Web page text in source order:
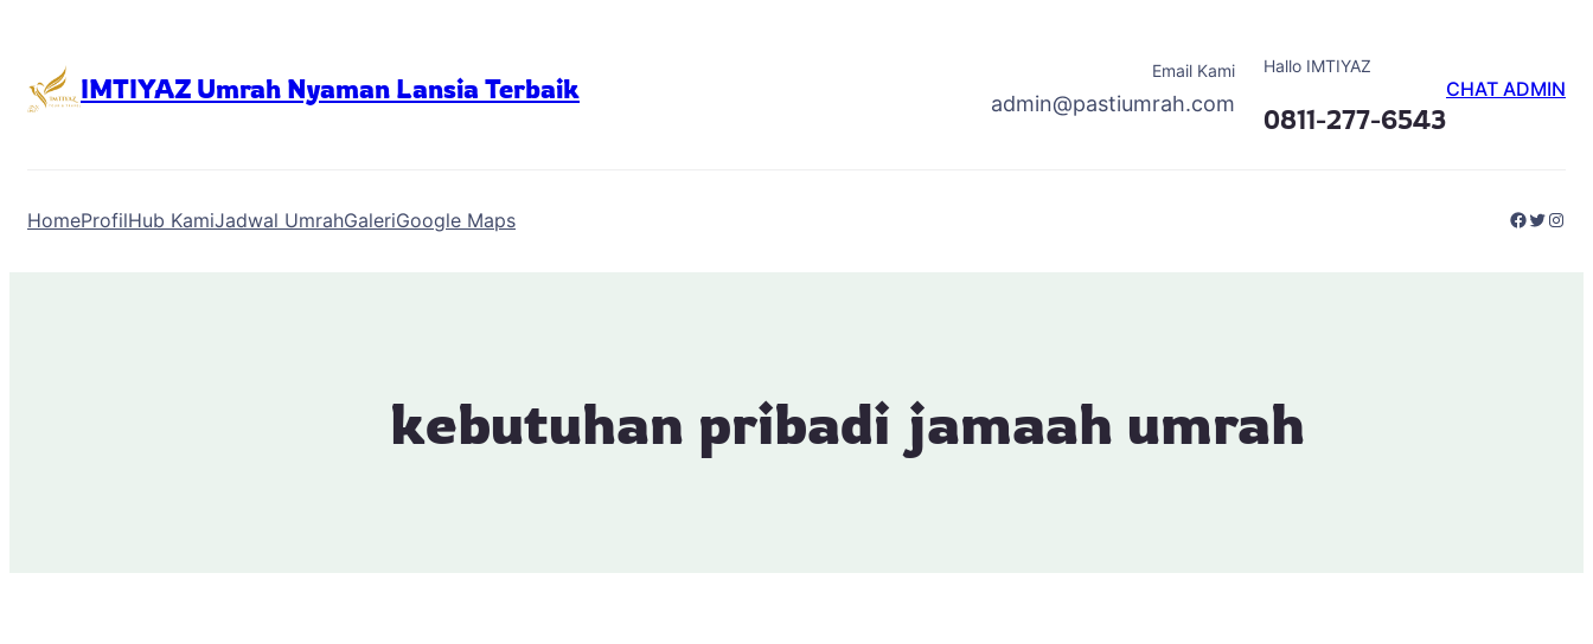
contentIMTIYAZ Umrah Nyaman Lansia Terbaik
Email Kami
admin@pastiumrah.com
Hallo IMTIYAZ
0811-277-6543
CHAT ADMIN
HomeProfilHub KamiJadwal UmrahGaleriGoogle Maps Twitter
kebutuhan pribadi jamaah umrah